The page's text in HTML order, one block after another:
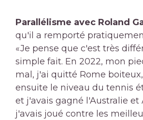
Parallélisme avec Roland
qu'il a remporté
«Je pense que c'est très
simple fait. En 2022, mon
mal, j'ai quitté Rome
ensuite le niveau du tennis
et j'avais gagné l'Australie et
j'avais joué contre les